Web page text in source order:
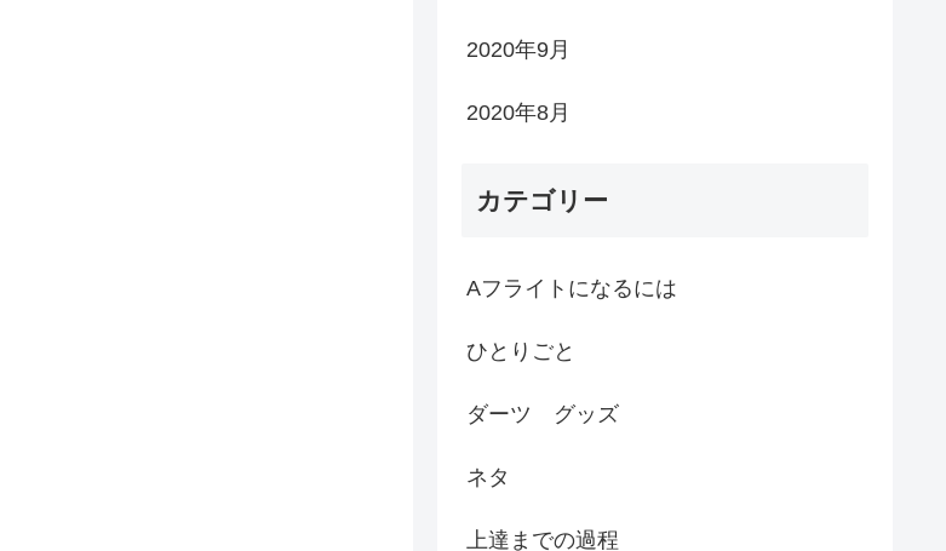
2020年9月
2020年8月
カテゴリー
Aフライトになるには
ひとりごと
ダーツ グッズ
ネタ
上達までの過程